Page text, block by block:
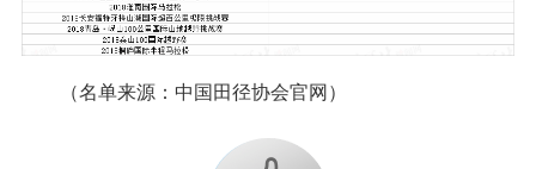
（名单来源：中国田径协会官网）